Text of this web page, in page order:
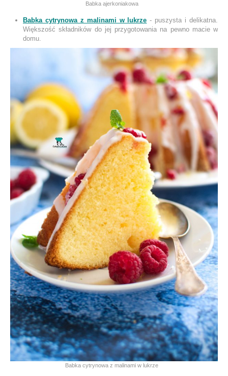
Babka ajerkoniakowa
Babka cytrynowa z malinami w lukrze - puszysta i delikatna.
Większość składników do jej przygotowania na pewno macie w
domu.
Babka cytrynowa z malinami w lukrze